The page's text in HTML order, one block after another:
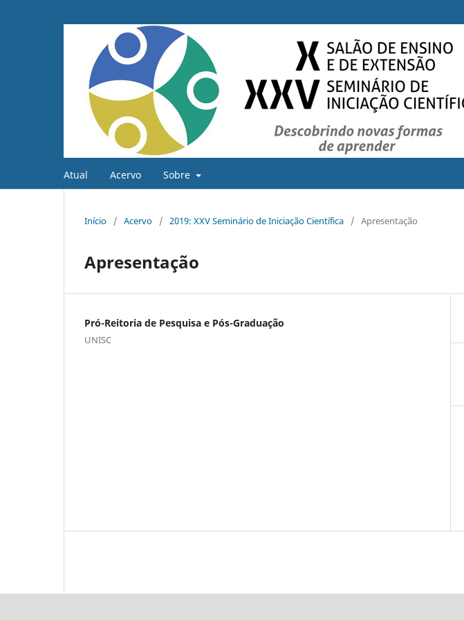
Atual Acervo Sobre
Início / Acervo / 2019: XXV Seminário de Iniciação Científica / Apresentação
Apresentação
Pró-Reitoria de Pesquisa e Pós-Graduação
UNISC